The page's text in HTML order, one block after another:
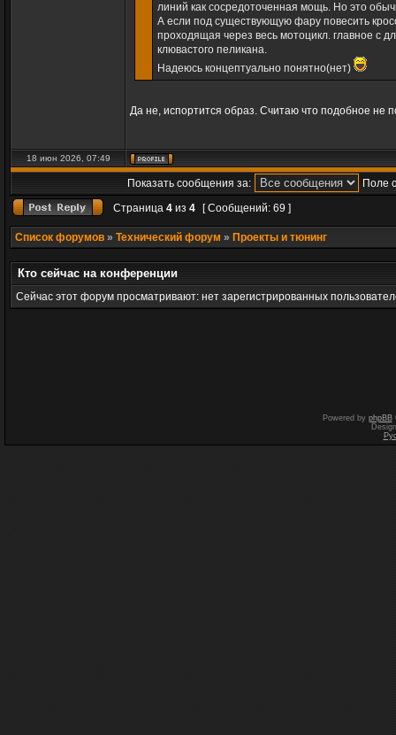
линий как сосредоточенная мощь. Но это
А если под существующую фару повесить
проходящая через весь мотоцикл. главное с
клювастого пеликана.
Надеюсь концептуально понятно(нет)
Да не, испортится образ. Считаю что подобное не
18 июн 2026, 07:49
Показать сообщения за:
Поле
Страница 4 из 4 [ Сообщений: 69 ]
Список форумов » Технический форум » Проекты и тюнинг
Кто сейчас на конференции
Сейчас этот форум просматривают: нет зарегистрированных
Powered by phpBB